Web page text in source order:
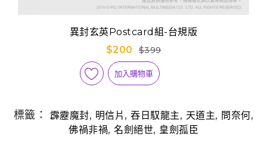
異封玄英Postcard組-台規版
$200
$399
加入購物車
標籤： 霹靂魔封, 明信片 ,吞日馭龍主, 天道主, 問奈何,
佛禍非禍, 名劍絕世, 皇劍孤臣